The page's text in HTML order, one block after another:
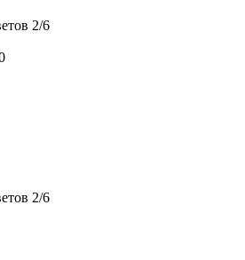
2/6
2/6